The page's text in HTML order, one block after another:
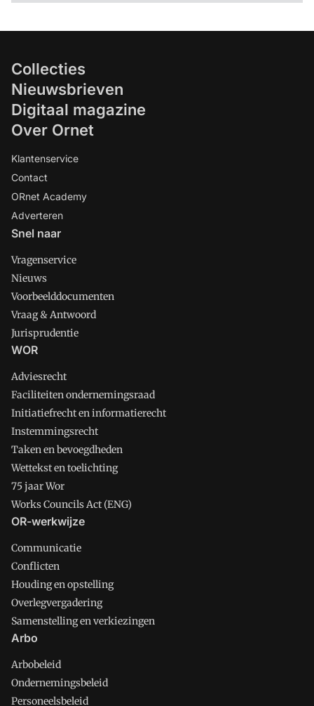
Collecties
Nieuwsbrieven
Digitaal magazine
Over Ornet
Klantenservice
Contact
ORnet Academy
Adverteren
Snel naar
Vragenservice
Nieuws
Voorbeelddocumenten
Vraag & Antwoord
Jurisprudentie
WOR
Adviesrecht
Faciliteiten ondernemingsraad
Initiatiefrecht en informatierecht
Instemmingsrecht
Taken en bevoegdheden
Wettekst en toelichting
75 jaar Wor
Works Councils Act (ENG)
OR-werkwijze
Communicatie
Conflicten
Houding en opstelling
Overlegvergadering
Samenstelling en verkiezingen
Arbo
Arbobeleid
Ondernemingsbeleid
Personeelsbeleid